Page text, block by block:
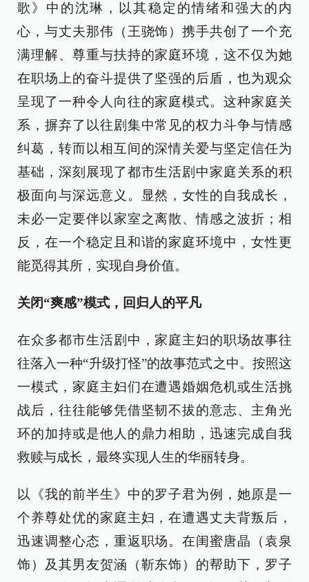
歌》中的沈琳，以其稳定的情绪和强大的内
心，与丈夫那伟（王骁饰）携手共创了一个充
满理解、尊重与扶持的家庭环境，这不仅为她
在职场上的奋斗提供了坚强的后盾，也为观众
呈现了一种令人向往的家庭模式。这种家庭关
系，摒弃了以往剧集中常见的权力斗争与情感
纠葛，转而以相互间的深情关爱与坚定信任为
基础，深刻展现了都市生活剧中家庭关系的积
极面向与深远意义。显然，女性的自我成长，
未必一定要伴以家室之离散、情感之波折；相
反，在一个稳定且和谐的家庭环境中，女性更
能觅得其所，实现自身价值。
关闭“爽感”模式，回归人的平凡
在众多都市生活剧中，家庭主妇的职场故事往
往落入一种“升级打怪”的故事范式之中。按照这
一模式，家庭主妇们在遭遇婚姻危机或生活挑
战后，往往能够凭借坚韧不拔的意志、主角光
环的加持或是他人的鼎力相助，迅速完成自我
救赎与成长，最终实现人生的华丽转身。
以《我的前半生》中的罗子君为例，她原是一
个养尊处优的家庭主妇，在遭遇丈夫背叛后，
迅速调整心态，重返职场。在闺蜜唐晶（袁泉
饰）及其男友贺涵（靳东饰）的帮助下，罗子